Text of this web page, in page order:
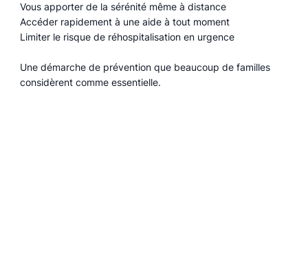
Vous apporter de la sérénité même à distance
Accéder rapidement à une aide à tout moment
Limiter le risque de réhospitalisation en urgence
Une démarche de prévention que beaucoup de familles
considèrent comme essentielle.